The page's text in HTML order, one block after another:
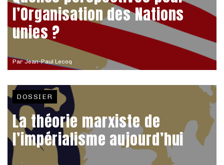
ParJean-Paul Lecoq
l’Organisation des Nations
unies ?
DOSSIER
La théorie marxiste de
l’impérialisme aujourd’hui